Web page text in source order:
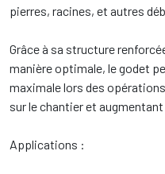
pierres, racines, et autres
Grâce à sa structure
manière optimale, le godet
maximale lors des
sur le chantier et
Applications :